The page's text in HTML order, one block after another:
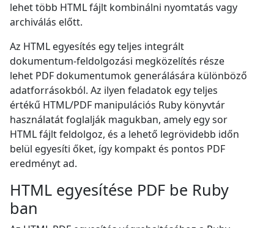
lehet több HTML fájlt kombinálni nyomtatás vagy
archiválás előtt.
Az HTML egyesítés egy teljes integrált
dokumentum-feldolgozási megközelítés része
lehet PDF dokumentumok generálására különböző
adatforrásokból. Az ilyen feladatok egy teljes
értékű HTML/PDF manipulációs Ruby könyvtár
használatát foglalják magukban, amely egy sor
HTML fájlt feldolgoz, és a lehető legrövidebb időn
belül egyesíti őket, így kompakt és pontos PDF
eredményt ad.
HTML egyesítése PDF be Ruby
ban